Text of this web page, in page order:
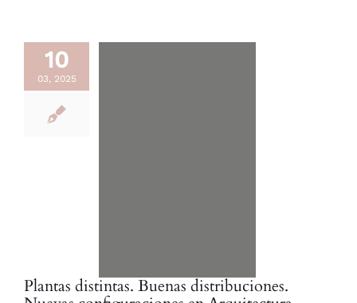
10
03, 2025
Plantas distintas. Buenas distribuciones.